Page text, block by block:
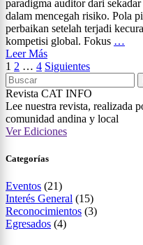
paradigma auditor dari
dalam mencegah risiko. Pola
perbaikan setelah terjadi
kompetisi global. Fokus …
Leer Más
1 2 … 4 Siguientes
Revista CAT INFO
Lee nuestra revista, realizada
comunidad andina y local
Ver Ediciones
Categorías
Eventos (21)
Interés General (15)
Reconocimientos (3)
Egresados (4)